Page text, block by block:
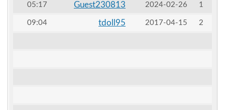
1
2024-02-26
Guest230813
05:17
2
2017-04-15
tdoll95
09:04